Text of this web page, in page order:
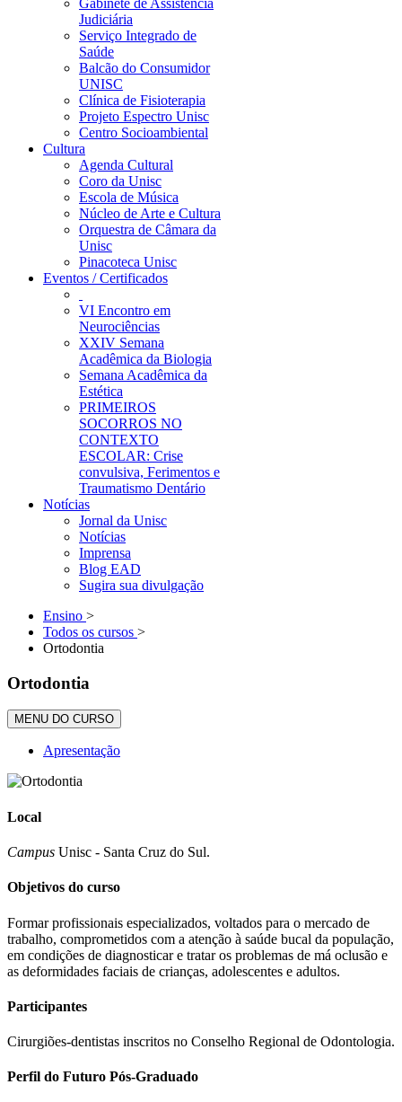
Gabinete de Assistência
Judiciária
Serviço Integrado de
Saúde
Balcão do Consumidor
UNISC
Clínica de Fisioterapia
Projeto Espectro Unisc
Centro Socioambiental
Cultura
Agenda Cultural
Coro da Unisc
Escola de Música
Núcleo de Arte e Cultura
Orquestra de Câmara da
Unisc
Pinacoteca Unisc
Eventos / Certificados
VI Encontro em
Neurociências
XXIV Semana
Acadêmica da Biologia
Semana Acadêmica da
Estética
PRIMEIROS
SOCORROS NO
CONTEXTO
ESCOLAR: Crise
convulsiva, Ferimentos e
Traumatismo Dentário
Notícias
Jornal da Unisc
Notícias
Imprensa
Blog EAD
Sugira sua divulgação
Ensino >
Todos os cursos >
Ortodontia
Ortodontia
MENU DO CURSO
Apresentação
Local
Campus Unisc - Santa Cruz do Sul.
Objetivos do curso
Formar profissionais especializados, voltados para o mercado de
trabalho, comprometidos com a atenção à saúde bucal da população,
em condições de diagnosticar e tratar os problemas de má oclusão e
as deformidades faciais de crianças, adolescentes e adultos.
Participantes
Cirurgiões-dentistas inscritos no Conselho Regional de Odontologia.
Perfil do Futuro Pós-Graduado